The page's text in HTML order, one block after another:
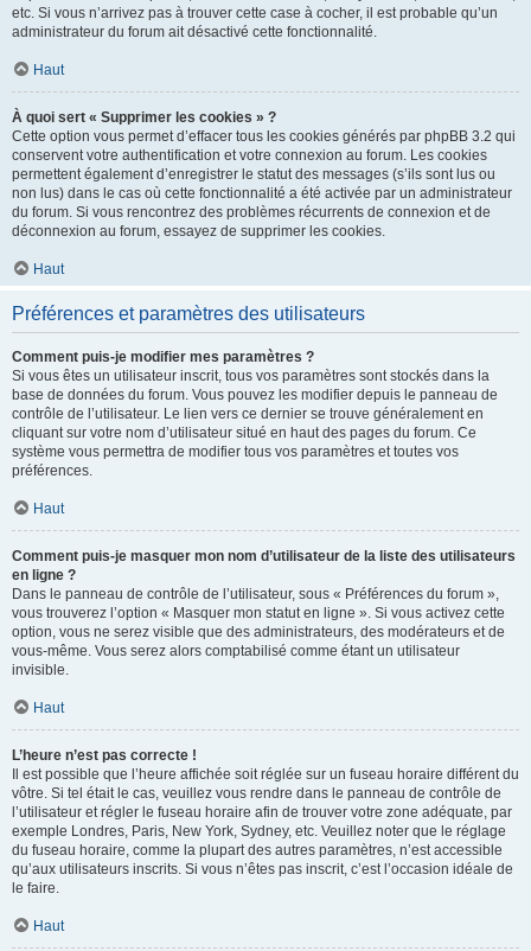
etc. Si vous n’arrivez pas à trouver cette case à cocher, il est probable qu’un
administrateur du forum ait désactivé cette fonctionnalité.
Haut
À quoi sert « Supprimer les cookies » ?
Cette option vous permet d’effacer tous les cookies générés par phpBB 3.2 qui
conservent votre authentification et votre connexion au forum. Les cookies
permettent également d’enregistrer le statut des messages (s’ils sont lus ou
non lus) dans le cas où cette fonctionnalité a été activée par un administrateur
du forum. Si vous rencontrez des problèmes récurrents de connexion et de
déconnexion au forum, essayez de supprimer les cookies.
Haut
Préférences et paramètres des utilisateurs
Comment puis-je modifier mes paramètres ?
Si vous êtes un utilisateur inscrit, tous vos paramètres sont stockés dans la
base de données du forum. Vous pouvez les modifier depuis le panneau de
contrôle de l’utilisateur. Le lien vers ce dernier se trouve généralement en
cliquant sur votre nom d’utilisateur situé en haut des pages du forum. Ce
système vous permettra de modifier tous vos paramètres et toutes vos
préférences.
Haut
Comment puis-je masquer mon nom d’utilisateur de la liste des utilisateurs
en ligne ?
Dans le panneau de contrôle de l’utilisateur, sous « Préférences du forum »,
vous trouverez l’option « Masquer mon statut en ligne ». Si vous activez cette
option, vous ne serez visible que des administrateurs, des modérateurs et de
vous-même. Vous serez alors comptabilisé comme étant un utilisateur
invisible.
Haut
L’heure n’est pas correcte !
Il est possible que l’heure affichée soit réglée sur un fuseau horaire différent du
vôtre. Si tel était le cas, veuillez vous rendre dans le panneau de contrôle de
l’utilisateur et régler le fuseau horaire afin de trouver votre zone adéquate, par
exemple Londres, Paris, New York, Sydney, etc. Veuillez noter que le réglage
du fuseau horaire, comme la plupart des autres paramètres, n’est accessible
qu’aux utilisateurs inscrits. Si vous n’êtes pas inscrit, c’est l’occasion idéale de
le faire.
Haut